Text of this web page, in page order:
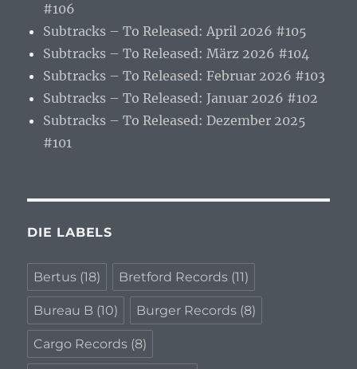
#106
Subtracks – To Released: April 2026 #105
Subtracks – To Released: März 2026 #104
Subtracks – To Released: Februar 2026 #103
Subtracks – To Released: Januar 2026 #102
Subtracks – To Released: Dezember 2025
#101
DIE LABELS
Bertus (18) Bretford Records (11)
Bureau B (10) Burger Records (8)
Cargo Records (8)